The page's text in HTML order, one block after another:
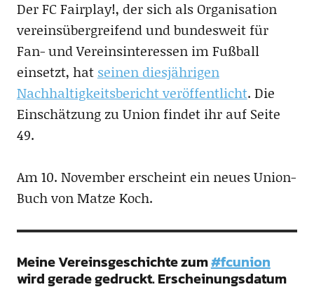
Der FC Fairplay!, der sich als Organisation
vereinsübergreifend und bundesweit für
Fan- und Vereinsinteressen im Fußball
einsetzt, hat seinen diesjährigen
Nachhaltigkeitsbericht veröffentlicht. Die
Einschätzung zu Union findet ihr auf Seite
49.
Am 10. November erscheint ein neues Union-
Buch von Matze Koch.
Meine Vereinsgeschichte zum#fcunion
wird gerade gedruckt. Erscheinungsdatum